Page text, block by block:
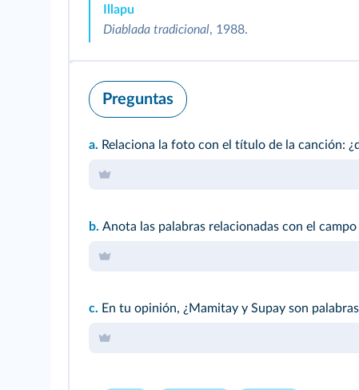
Illapu
Diablada tradicional, 1988.
Preguntas
a. Relaciona la foto con el título de la canción:
b. Anota las palabras relacionadas con el
c. En tu opinión, ¿Mamitay y Supay son